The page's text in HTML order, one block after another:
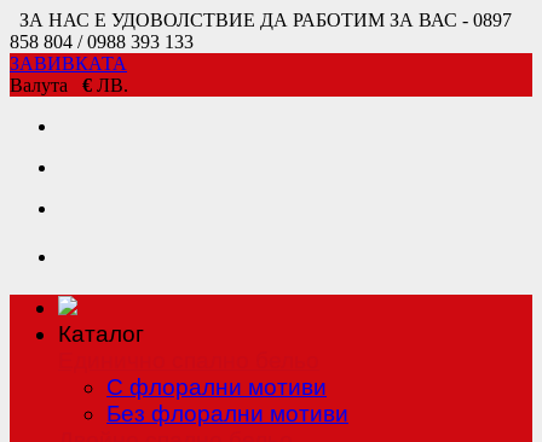
ЗА НАС Е УДОВОЛСТВИЕ ДА РАБОТИМ ЗА ВАС - 0897
858 804 / 0988 393 133
ЗАВИВКАТА
Валута € ЛВ.
Каталог
С флорални мотиви
Без флорални мотиви